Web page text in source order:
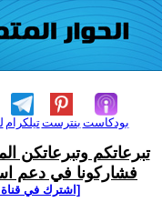
تيلكرامبنترست بودكاست
تبرعاتكم وتبرعاتكن
فشاركونا في دعم
[اشترك في قناة